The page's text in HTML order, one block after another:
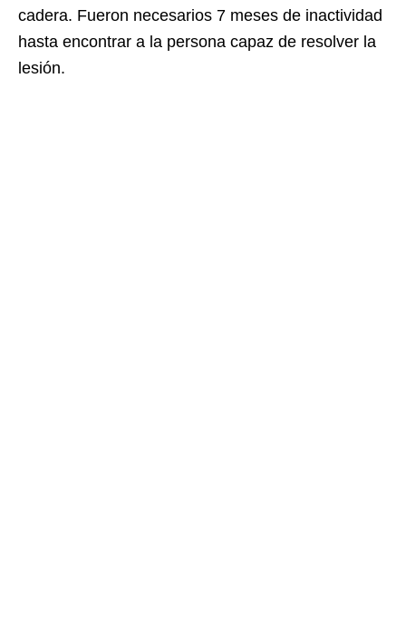
cadera. Fueron necesarios 7 meses de inactividad
hasta encontrar a la persona capaz de resolver la
lesión.